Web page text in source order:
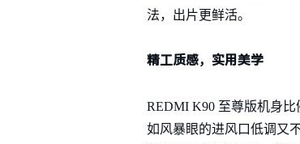
法，出片更鲜活。
精工质感，实用美学
REDMI K90 至尊版机身
如风暴眼的进风口低调又